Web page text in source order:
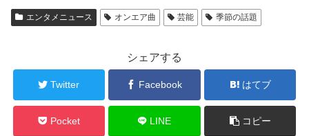
エンタメニュース オンエア曲 芸能 季節の話題
シェアする
Twitter Facebook はてブ
Pocket LINE コピー